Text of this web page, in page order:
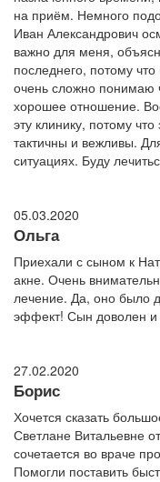
на приём. Немного
Иван Александрович
важно для меня,
последнего, потому
очень сложно понимаю
хорошее отношение.
эту клинику, потому
тактичны и вежливы.
ситуациях. Буду
05.03.2020
Ольга
Приехали с сыном к
акне. Очень
лечение. Да, оно было
эффект! Сын доволен и
27.02.2020
Борис
Хочется сказать
Светлане Витальевне
сочетается во враче
Помогли поставить